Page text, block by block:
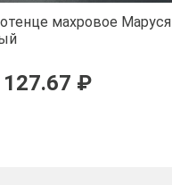
махровое Маруся
127.67 ₽